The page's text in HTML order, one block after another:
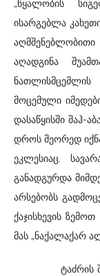
„წყალობის
ისარგებლა
აღადგინა
ნათლისმცემლის
მოცემული
დასაწყისში შაჰ-
დროს მეორედ
ეკლესიაც.
განადგურდა
არსებობს
ქაჯისხევის
მას „ნაქალაქარ
ტაძრის